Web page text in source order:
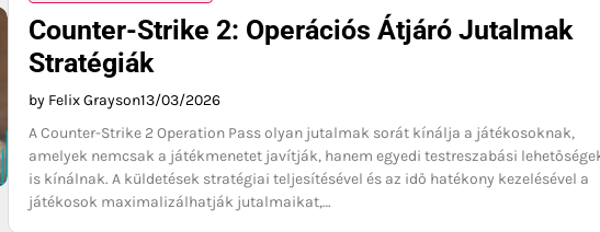
Counter-Strike 2: Operációs Átjáró Jutalmak
Stratégiák
by Felix Grayson13/03/2026
A Counter-Strike 2 Operation Pass olyan jutalmak sorát kínálja a játékosoknak,
amelyek nemcsak a játékmenetet javítják, hanem egyedi testreszabási
is kínálnak. A küldetések stratégiai teljesítésével és az idő hatékony kezelésével a
játékosok maximalizálhatják jutalmaikat,…